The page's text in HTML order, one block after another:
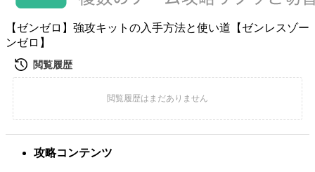
【ゼンゼロ】強攻キットの入手方法と使い道【ゼンレスゾー
ンゼロ】
攻略コンテンツ